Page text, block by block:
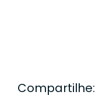
Compartilhe: